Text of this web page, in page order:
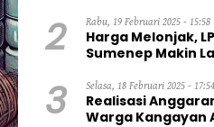
2 Rabu, 19 Februari 2025 - 15:58
Harga Melonjak,
Sumenep Makin
3 Selasa, 18 Februari 2025 -
Realisasi
Warga Kangayan